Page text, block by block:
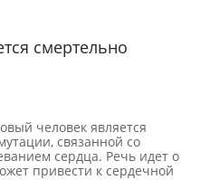
смертельно
человек является
связанной со
сердца. Речь идет о
привести к сердечной